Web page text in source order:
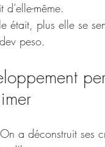
même.
était, plus elle se
peso.
a déconstruit ses